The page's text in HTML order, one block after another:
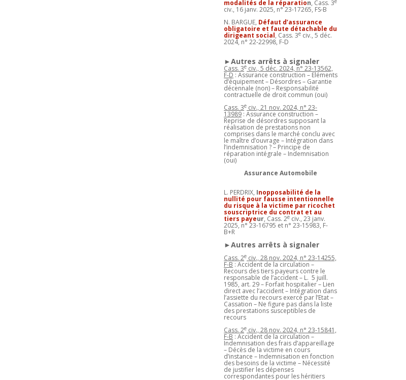
modalités de la réparation, Cass. 3
civ., 16 janv. 2025, n° 23-17265, FS-B
N. BARGUE, Défaut d’assurance
obligatoire et faute détachable du
dirigeant social, Cass. 3e civ., 5 déc.
2024, n° 22-22998, F-D
►Autres arrêts à signaler
Cass. 3e civ., 5 déc. 2024, n° 23-13562,
F-D : Assurance construction – Eléments
d’équipement – Désordres – Garantie
décennale (non) – Responsabilité
contractuelle de droit commun (oui)
Cass. 3e civ., 21 nov. 2024, n° 23-
13989 : Assurance construction –
Reprise de désordres supposant la
réalisation de prestations non
comprises dans le marché conclu avec
le maître d’ouvrage – Intégration dans
l’indemnisation ? – Principe de
réparation intégrale – Indemnisation
(oui)
Assurance Automobile
L. PERDRIX, Inopposabilité de la
nullité pour fausse intentionnelle
du risque à la victime par ricochet
souscriptrice du contrat et au
tiers payeur, Cass. 2e civ., 23 janv.
2025, n° 23-16795 et n° 23-15983, F-
B+R
►Autres arrêts à signaler
Cass. 2e civ., 28 nov. 2024, n° 23-14255,
F-B : Accident de la circulation –
Recours des tiers payeurs contre le
responsable de l’accident – L. 5 juill.
1985, art. 29 – Forfait hospitalier – Lien
direct avec l’accident – Intégration dans
l’assiette du recours exercé par l’Etat –
Cassation – Ne figure pas dans la liste
des prestations susceptibles de
recours
Cass. 2e civ., 28 nov. 2024, n° 23-15841,
F-B : Accident de la circulation –
Indemnisation des frais d’appareillage
– Décès de la victime en cours
d’instance – Indemnisation en fonction
des besoins de la victime – Nécessité
de justifier les dépenses
correspondantes pour les héritiers